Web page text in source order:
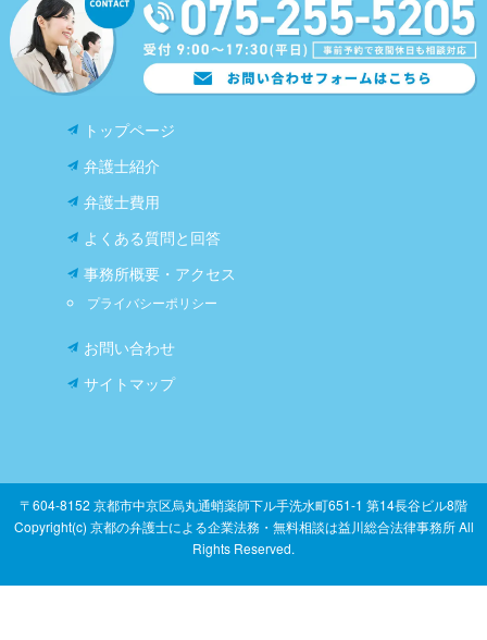
トップページ
弁護士紹介
弁護士費用
よくある質問と回答
事務所概要・アクセス
プライバシーポリシー
お問い合わせ
サイトマップ
〒604-8152 京都市中京区烏丸通蛸薬師下ル手洗水町651-1 第14長谷ビル8階
Copyright(c) 京都の弁護士による企業法務・無料相談は益川総合法律事務所 All
Rights Reserved.